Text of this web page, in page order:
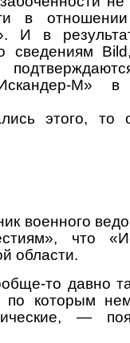
в
И в
сведениям
М» в
этого, то
военного
что
области.
то давно
по которым
—